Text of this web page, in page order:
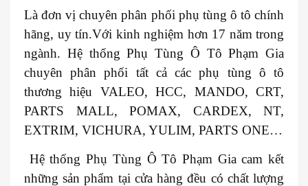
Là đơn vị chuyên phân phối phụ tùng ô tô chính
hãng, uy tín.Với kinh nghiệm hơn 17 năm trong
ngành. Hệ thống Phụ Tùng Ô Tô Phạm Gia
chuyên phân phối tất cả các phụ tùng ô tô
thương hiệu VALEO, HCC, MANDO, CRT,
PARTS MALL, POMAX, CARDEX, NT,
EXTRIM, VICHURA, YULIM, PARTS ONE…
Hệ thống Phụ Tùng Ô Tô Phạm Gia cam kết
những sản phẩm tại cửa hàng đều có chất lượng